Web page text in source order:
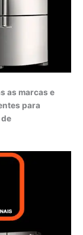
as marcas e
para